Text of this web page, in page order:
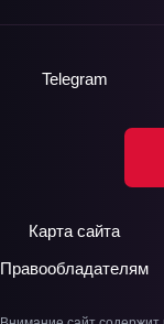
Telegram
Карта сайта
Правообладателям